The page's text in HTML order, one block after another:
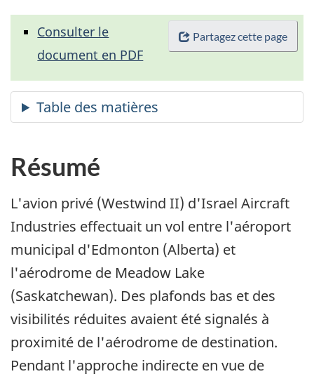
Partagez cette page
Consulter le
document en PDF
Résumé
L'avion privé (Westwind II) d'Israel Aircraft
Industries effectuait un vol entre l'aéroport
municipal d'Edmonton (Alberta) et
l'aérodrome de Meadow Lake
(Saskatchewan). Des plafonds bas et des
visibilités réduites avaient été signalés à
proximité de l'aérodrome de destination.
Pendant l'approche indirecte en vue de